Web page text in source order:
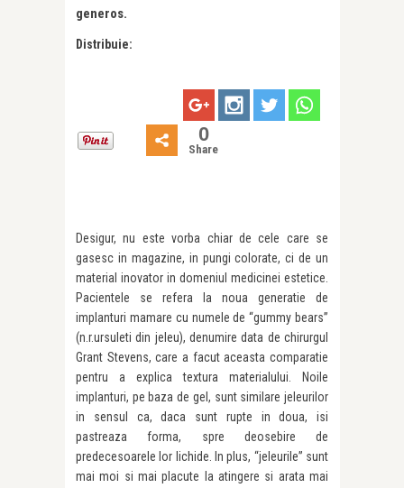
generos.
Distribuie:
0
Share
Desigur, nu este vorba chiar de cele care se
gasesc in magazine, in pungi colorate, ci de un
material inovator in domeniul medicinei estetice.
Pacientele se refera la noua generatie de
implanturi mamare cu numele de “gummy bears”
(n.r.ursuleti din jeleu), denumire data de chirurgul
Grant Stevens, care a facut aceasta comparatie
pentru a explica textura materialului. Noile
implanturi, pe baza de gel, sunt similare jeleurilor
in sensul ca, daca sunt rupte in doua, isi
pastreaza forma, spre deosebire de
predecesoarele lor lichide. In plus, “jeleurile” sunt
mai moi si mai placute la atingere si arata mai